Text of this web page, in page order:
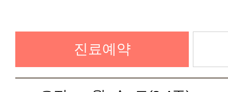
방사선종양학과
핵의학과
진료예약